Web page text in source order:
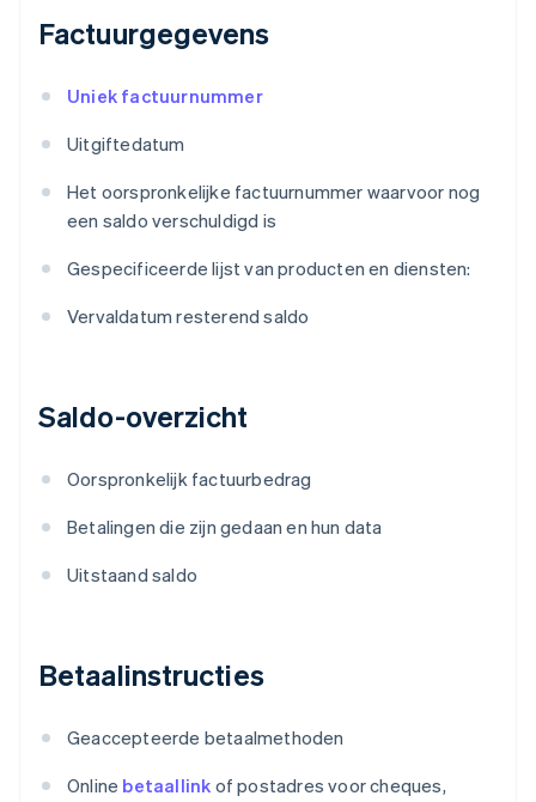
Factuurgegevens
Uniek factuurnummer
Uitgiftedatum
Het oorspronkelijke factuurnummer waarvoor nog
een saldo verschuldigd is
Gespecificeerde lijst van producten en diensten:
Vervaldatum resterend saldo
Saldo-overzicht
Oorspronkelijk factuurbedrag
Betalingen die zijn gedaan en hun data
Uitstaand saldo
Betaalinstructies
Geaccepteerde betaalmethoden
Online betaallink of postadres voor cheques,